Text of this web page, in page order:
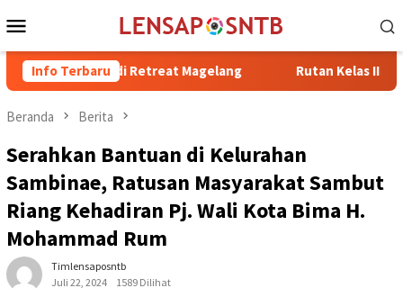
ke
Mobile
Info Terbaru
di Retreat Magelang Rutan Kelas IIB Raba Bima
Beranda Berita
Serahkan Bantuan di Kelurahan
Sambinae, Ratusan Masyarakat Sambut
Riang Kehadiran Pj. Wali Kota Bima H.
Mohammad Rum
Timlensaposntb
Juli 22, 2024
1589 Dilihat